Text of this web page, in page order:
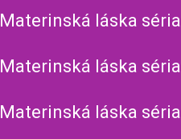
Materinská láska
Materinská láska
Materinská láska